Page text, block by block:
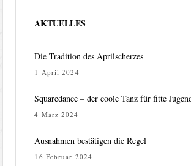
AKTUELLES
Die Tradition des Aprilscherzes
1 April 2024
Squaredance – der coole Tanz für fitte
4 März 2024
Ausnahmen bestätigen die Regel
16 Februar 2024